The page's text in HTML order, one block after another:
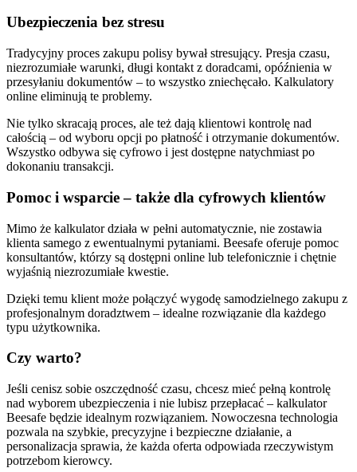
Ubezpieczenia bez stresu
Tradycyjny proces zakupu polisy bywał stresujący. Presja czasu,
niezrozumiałe warunki, długi kontakt z doradcami, opóźnienia w
przesyłaniu dokumentów – to wszystko zniechęcało. Kalkulatory
online eliminują te problemy.
Nie tylko skracają proces, ale też dają klientowi kontrolę nad
całością – od wyboru opcji po płatność i otrzymanie dokumentów.
Wszystko odbywa się cyfrowo i jest dostępne natychmiast po
dokonaniu transakcji.
Pomoc i wsparcie – także dla cyfrowych klientów
Mimo że kalkulator działa w pełni automatycznie, nie zostawia
klienta samego z ewentualnymi pytaniami. Beesafe oferuje pomoc
konsultantów, którzy są dostępni online lub telefonicznie i chętnie
wyjaśnią niezrozumiałe kwestie.
Dzięki temu klient może połączyć wygodę samodzielnego zakupu z
profesjonalnym doradztwem – idealne rozwiązanie dla każdego
typu użytkownika.
Czy warto?
Jeśli cenisz sobie oszczędność czasu, chcesz mieć pełną kontrolę
nad wyborem ubezpieczenia i nie lubisz przepłacać – kalkulator
Beesafe będzie idealnym rozwiązaniem. Nowoczesna technologia
pozwala na szybkie, precyzyjne i bezpieczne działanie, a
personalizacja sprawia, że każda oferta odpowiada rzeczywistym
potrzebom kierowcy.